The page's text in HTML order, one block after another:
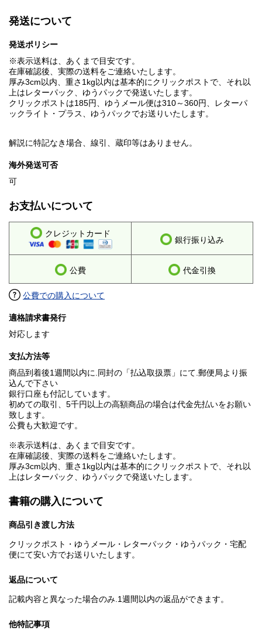
発送について
発送ポリシー
※表示送料は、あくまで目安です。
在庫確認後、実際の送料をご連絡いたします。
厚み3cm以内、重さ1kg以内は基本的にクリックポストで、それ以
上はレターパック、ゆうパックで発送いたします。
クリックポストは185円、ゆうメール便は310～360円、レターパ
ックライト・プラス、ゆうパックでお送りいたします。
解説に特記なき場合、線引、蔵印等はありません。
海外発送可否
可
お支払いについて
クレジットカード
銀行振り込み
公費 代金引換
公費での購入について
適格請求書発行
対応します
支払方法等
商品到着後1週間以内に.同封の「払込取扱票」にて.郵便局より振
込んで下さい
銀行口座も付記しています。
初めての取引、5千円以上の高額商品の場合は代金先払いをお願い
致します。
公費も大歓迎です。
※表示送料は、あくまで目安です。
在庫確認後、実際の送料をご連絡いたします。
厚み3cm以内、重さ1kg以内は基本的にクリックポストで、それ以
上はレターパック、ゆうパックで発送いたします。
書籍の購入について
商品引き渡し方法
クリックポスト・ゆうメール・レターパック・ゆうパック・宅配
便にて安い方でお送りいたします。
返品について
記載内容と異なった場合のみ.1週間以内の返品ができます。
他特記事項